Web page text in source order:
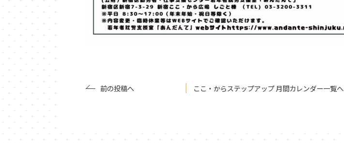
前の投稿へ ここ・からステップアップ 月間カレンダー一覧へ